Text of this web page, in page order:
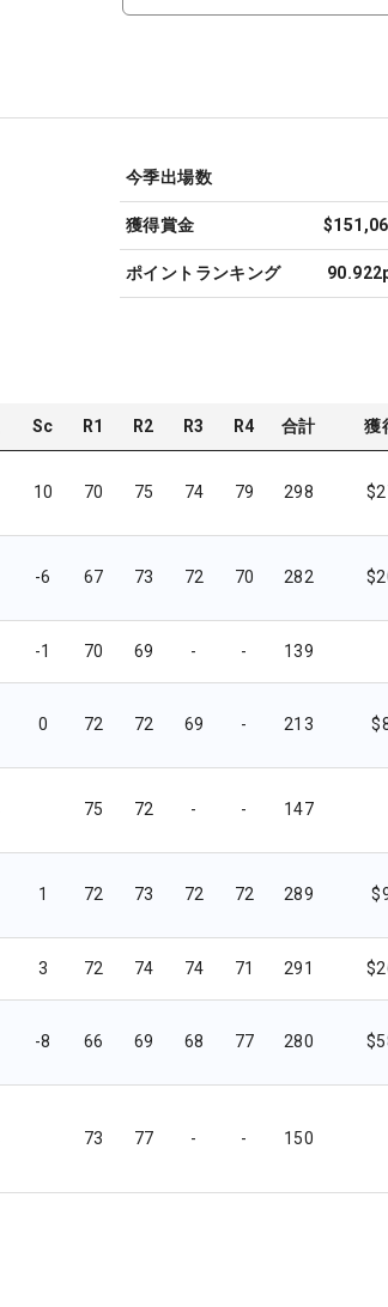
今季出場数
獲得賞金
ポイントランキング
Sc R1 R2 R3 R4 合計 獲
10 70 75 74 79 298
-6 67 73 72 70 282
-1 70 69 - - 139
0 72 72 69 - 213
75 72 - - 147
1 72 73 72 72 289
3 72 74 74 71 291
-8 66 69 68 77 280
73 77 - - 150